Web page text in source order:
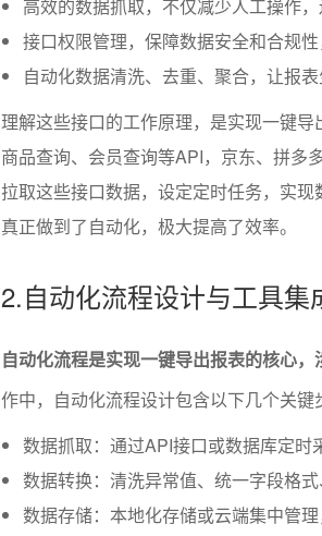
高效的数据抓取，不仅减少人工操作
接口权限管理，保障数据安全和合规性
自动化数据清洗、去重、聚合，让报表
理解这些接口的工作原理，是实现一键
商品查询、会员查询等API，京东、拼多
拉取这些接口数据，设定定时任务，实
真正做到了自动化，极大提高了效率。
2.自动化流程设计与工具集
自动化流程是实现一键导出报表的核心，
作中，自动化流程设计包含以下几个关键
数据抓取：通过API接口或数据库定时
数据转换：清洗异常值、统一字段格式
数据存储：本地化存储或云端集中管理